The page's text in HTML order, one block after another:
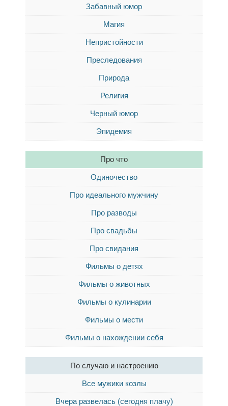
Забавный юмор
Магия
Непристойности
Преследования
Природа
Религия
Черный юмор
Эпидемия
Про что
Одиночество
Про идеального мужчину
Про разводы
Про свадьбы
Про свидания
Фильмы о детях
Фильмы о животных
Фильмы о кулинарии
Фильмы о мести
Фильмы о нахождении себя
По случаю и настроению
Все мужики козлы
Вчера развелась (сегодня плачу)